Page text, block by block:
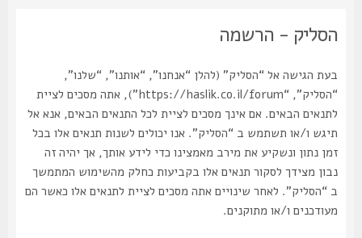
הסליק - הרשמה
בעת הגישה אל “הסליק” (להלן “אנחנו”, “אותנו”, “שלנו”,
“הסליק”, “https://haslik.co.il/forum”), אתה מסכים לציית
לתנאים הבאים. אם אינך מסכים לציית לכל התנאים הבאים, אנא אל
תיגש ו/או תשתמש ב “הסליק”. אנו יכולים לשנות תנאים אלו בכל
זמן נתון ונשקיע את מירב מאמצינו כדי לידע אותך, אך יהיה זה
נבון מצידך לסקור תנאים אלו בקביעות כחלק מהשימוש המתמשך
ב “הסליק”. לאחר שינויים אתה מסכים לציית לתנאים אלו כאשר הם
מעודכנים ו/או מתוקנים.